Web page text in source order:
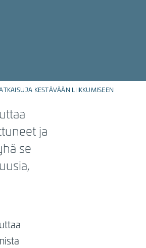
KESTÄVÄÄN LIIKKUMISEEN
ja
se